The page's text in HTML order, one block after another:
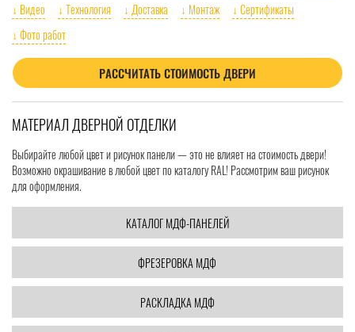
↓ Видео
↓ Технология ↓ Доставка ↓ Монтаж
↓ Сертификаты
↓ Фото работ
РАССЧИТАТЬ СТОИМОСТЬ ДВЕРИ
МАТЕРИАЛ ДВЕРНОЙ ОТДЕЛКИ
Выбирайте любой цвет и рисунок панели — это не влияет на стоимость двери!
Возможно окрашивание в любой цвет по каталогу RAL! Рассмотрим ваш рисунок
для оформления.
КАТАЛОГ МДФ-ПАНЕЛЕЙ
ФРЕЗЕРОВКА МДФ
РАСКЛАДКА МДФ